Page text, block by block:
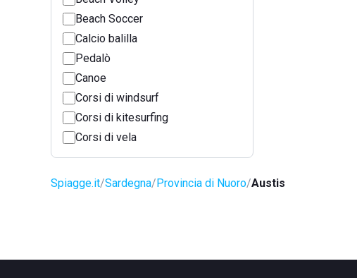
Beach Soccer
Calcio balilla
Pedalò
Canoe
Corsi di windsurf
Corsi di kitesurfing
Corsi di vela
Spiagge.it Sardegna Provincia di Nuoro Austis